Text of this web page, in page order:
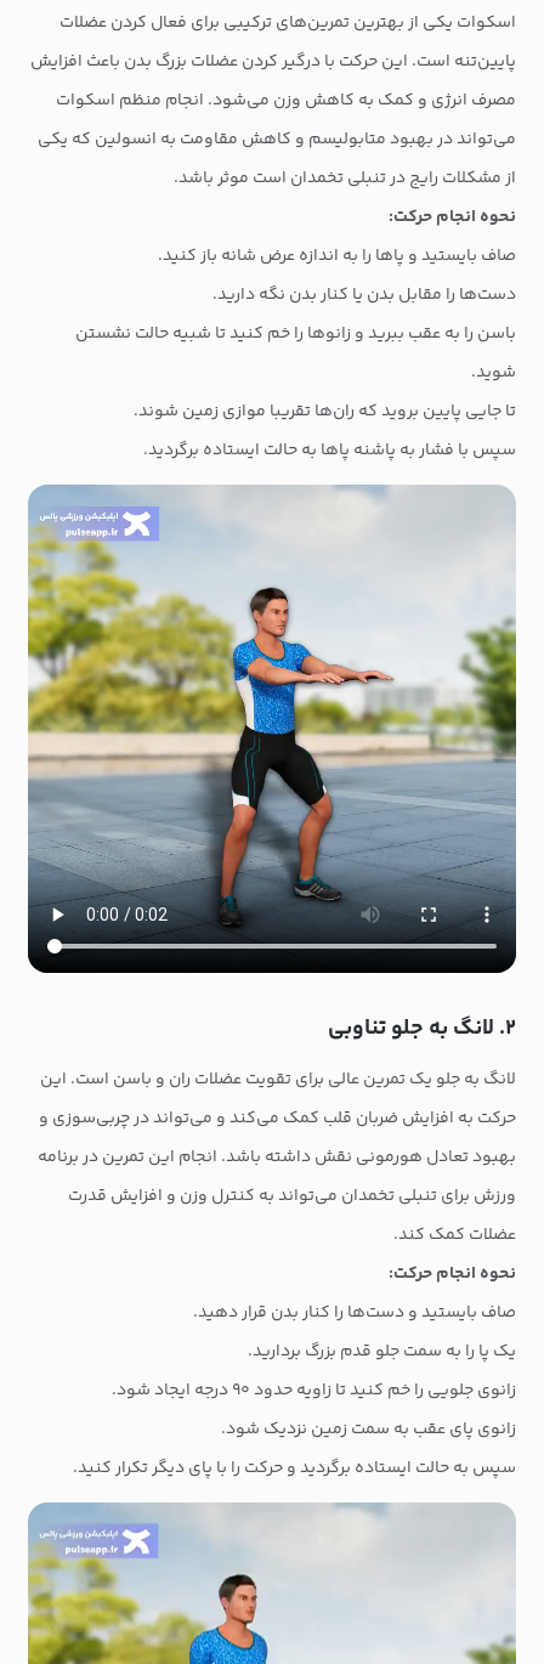
اسکوات یکی از بهترین تمرین‌های ترکیبی برای فعال کردن عضلات
پایین‌تنه است. این حرکت با درگیر کردن عضلات بزرگ بدن باعث افزایش
مصرف انرژی و کمک به کاهش وزن می‌شود. انجام منظم اسکوات
می‌تواند در بهبود متابولیسم و کاهش مقاومت به انسولین که یکی
از مشکلات رایج در تنبلی تخمدان است موثر باشد.
نحوه انجام حرکت:
صاف بایستید و پاها را به اندازه عرض شانه باز کنید.
دست‌ها را مقابل بدن یا کنار بدن نگه دارید.
باسن را به عقب ببرید و زانوها را خم کنید تا شبیه حالت نشستن
شوید.
تا جایی پایین بروید که ران‌ها تقریبا موازی زمین شوند.
سپس با فشار به پاشنه پاها به حالت ایستاده برگردید.
۲. لانگ به جلو تناوبی
لانگ به جلو یک تمرین عالی برای تقویت عضلات ران و باسن است. این
حرکت به افزایش ضربان قلب کمک می‌کند و می‌تواند در چربی‌سوزی و
بهبود تعادل هورمونی نقش داشته باشد. انجام این تمرین در برنامه
ورزش برای تنبلی تخمدان می‌تواند به کنترل وزن و افزایش قدرت
عضلات کمک کند.
نحوه انجام حرکت:
صاف بایستید و دست‌ها را کنار بدن قرار دهید.
یک پا را به سمت جلو قدم بزرگ بردارید.
زانوی جلویی را خم کنید تا زاویه حدود ۹۰ درجه ایجاد شود.
زانوی پای عقب به سمت زمین نزدیک شود.
سپس به حالت ایستاده برگردید و حرکت را با پای دیگر تکرار کنید.